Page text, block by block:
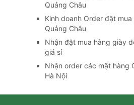
Quảng Châu
Kinh doanh Order đặt
Quảng Châu
Nhận đặt mua hàng giày
giá sỉ
Nhận order các mặt hàng
Hà Nội